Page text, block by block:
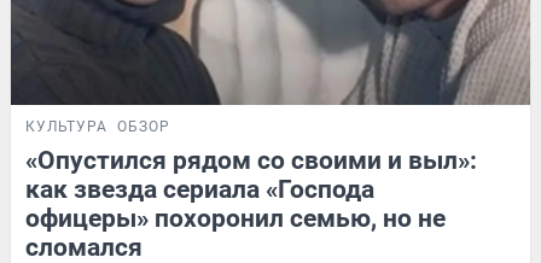
КУЛЬТУРА ОБЗОР
«Опустился рядом со своими и выл»:
как звезда сериала «Господа
офицеры» похоронил семью, но не
сломался